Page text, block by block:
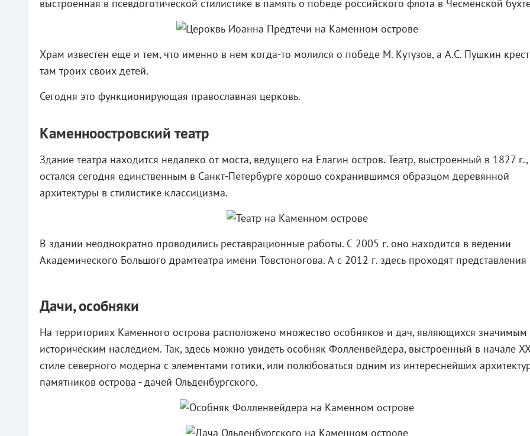
выстроенная в псевдоготической стилистике в память о победе российского флота в Чесменской
Храм известен еще и тем, что именно в нем когда-то молился о победе М. Кутузов, а А.С. Пушкин
там троих своих детей.
Сегодня это функционирующая православная церковь.
Каменноостровский театр
Здание театра находится недалеко от моста, ведущего на Елагин остров. Театр, выстроенный в 1827 г.,
остался сегодня единственным в Санкт-Петербурге хорошо сохранившимся образцом деревянной
архитектуры в стилистике классицизма.
В здании неоднократно проводились реставрационные работы. С 2005 г. оно находится в ведении
Академического Большого драмтеатра имени Товстоногова. А с 2012 г. здесь проходят
Дачи, особняки
На территориях Каменного острова расположено множество особняков и дач, являющихся значимым
историческим наследием. Так, здесь можно увидеть особняк Фолленвейдера, выстроенный в начале
стиле северного модерна с элементами готики, или полюбоваться одним из интереснейших
памятников острова - дачей Ольденбургского.